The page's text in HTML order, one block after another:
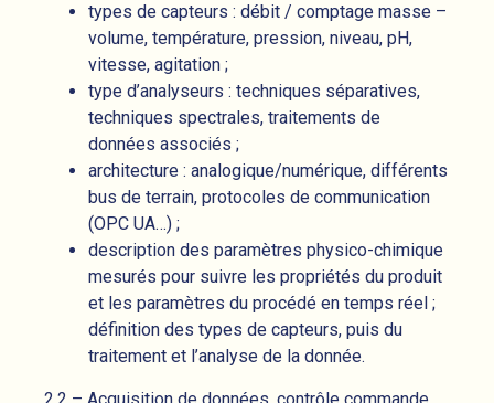
types de capteurs : débit / comptage masse –
volume, température, pression, niveau, pH,
vitesse, agitation ;
type d’analyseurs : techniques séparatives,
techniques spectrales, traitements de
données associés ;
architecture : analogique/numérique, différents
bus de terrain, protocoles de communication
(OPC UA…) ;
description des paramètres physico-chimique
mesurés pour suivre les propriétés du produit
et les paramètres du procédé en temps réel ;
définition des types de capteurs, puis du
traitement et l’analyse de la donnée.
2.2 – Acquisition de données, contrôle commande,